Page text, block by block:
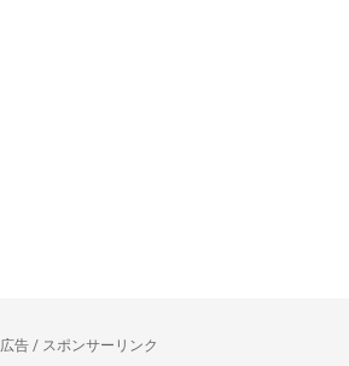
広告 / スポンサーリンク